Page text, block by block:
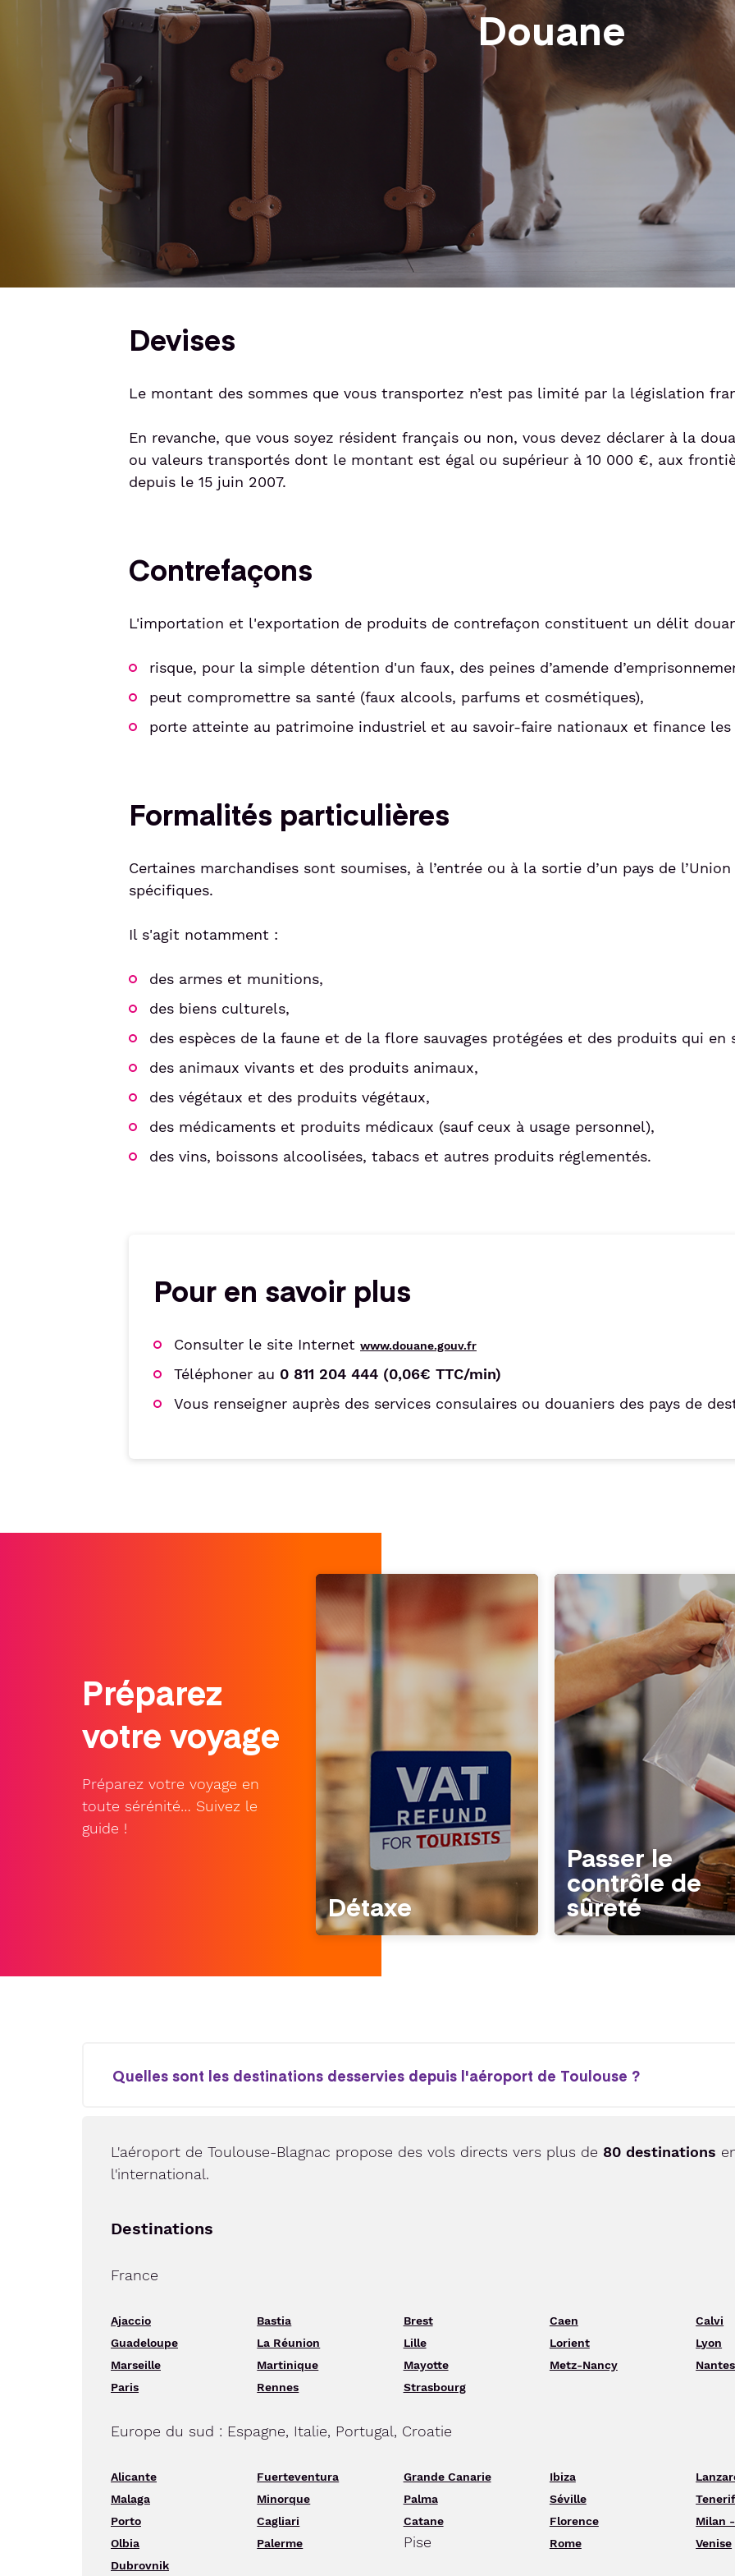
Douane
Devises
Le montant des sommes que vous transportez n’est pas limité par la législation
En revanche, que vous soyez résident français ou non, vous devez déclarer à la
ou valeurs transportés dont le montant est égal ou supérieur à 10 000 €, aux
depuis le 15 juin 2007.
Contrefaçons
L'importation et l'exportation de produits de contrefaçon constituent un délit
risque, pour la simple détention d'un faux, des peines d’amende
peut compromettre sa santé (faux alcools, parfums et cosmétiques),
porte atteinte au patrimoine industriel et au savoir-faire nationaux et finance les
Formalités particulières
Certaines marchandises sont soumises, à l’entrée ou à la sortie d’un pays de
spécifiques.
Il s'agit notamment :
des armes et munitions,
des biens culturels,
des espèces de la faune et de la flore sauvages protégées et des produits qui en
des animaux vivants et des produits animaux,
des végétaux et des produits végétaux,
des médicaments et produits médicaux (sauf ceux à usage personnel),
des vins, boissons alcoolisées, tabacs et autres produits réglementés.
Pour en savoir plus
Consulter le site Internet www.douane.gouv.fr
Téléphoner au 0 811 204 444 (0,06€ TTC/min)
Vous renseigner auprès des services consulaires ou douaniers des pays de
Préparez
votre voyage
Préparez votre voyage en
toute sérénité… Suivez le
guide !
Détaxe
Passer le
contrôle de
sûreté
Quelles sont les destinations desservies depuis l'aéroport de Toulouse ?
L'aéroport de Toulouse-Blagnac propose des vols directs vers plus de 80 destinations
l'international.
Destinations
France
Ajaccio Bastia Brest Caen
Calvi
Guadeloupe
La Réunion Lille Lorient
Lyon
Marseille
Martinique Mayotte Metz-Nancy
Nantes
Paris
Rennes Strasbourg
Europe du sud : Espagne, Italie, Portugal, Croatie
Alicante Fuerteventura Grande Canarie Ibiza
Malaga
Minorque Palma Séville
Porto
Cagliari Catane Florence
Milan
Olbia
Palerme Pise Rome
Venise
Dubrovnik